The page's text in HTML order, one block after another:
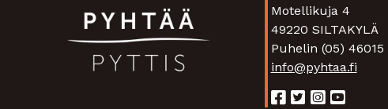
Motellikuja 4
49220
Puhelin (05)
info@pyhtaa.fi